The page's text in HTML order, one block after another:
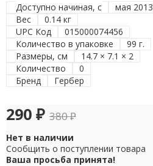
Доступно начиная, с
мая 2013
Вес
0.14 кг
UPC Код
015000074456
Количество в упаковке
99 г.
Размеры, см
14.7 × 7.1 × 2
Количество
0
Бренд
Гербер
290 ₽ 380₽
Нет в наличии
Сообщить о поступлении товара
Ваша просьба принята!